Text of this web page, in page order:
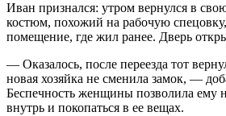
Иван признался: утром вернулся в
костюм, похожий на рабочую
помещение, где жил ранее. Дверь
— Оказалось, после переезда тот
новая хозяйка не сменила замок, —
Беспечность женщины позволила ему
внутрь и покопаться в ее вещах.